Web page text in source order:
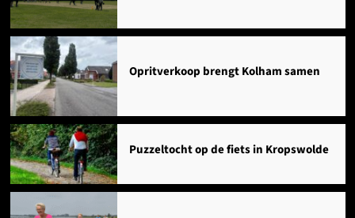
Opritverkoop brengt Kolham samen
Puzzeltocht op de fiets in Kropswolde